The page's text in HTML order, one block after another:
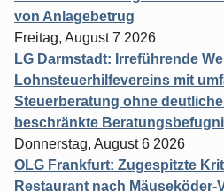
von Anlagebetrug
Freitag, August 7 2026
LG Darmstadt: Irreführende
Lohnsteuerhilfevereins mit
Steuerberatung ohne
beschränkte
Donnerstag, August 6 2026
OLG Frankfurt: Zugespitzte
Restaurant nach Mäuseköder-